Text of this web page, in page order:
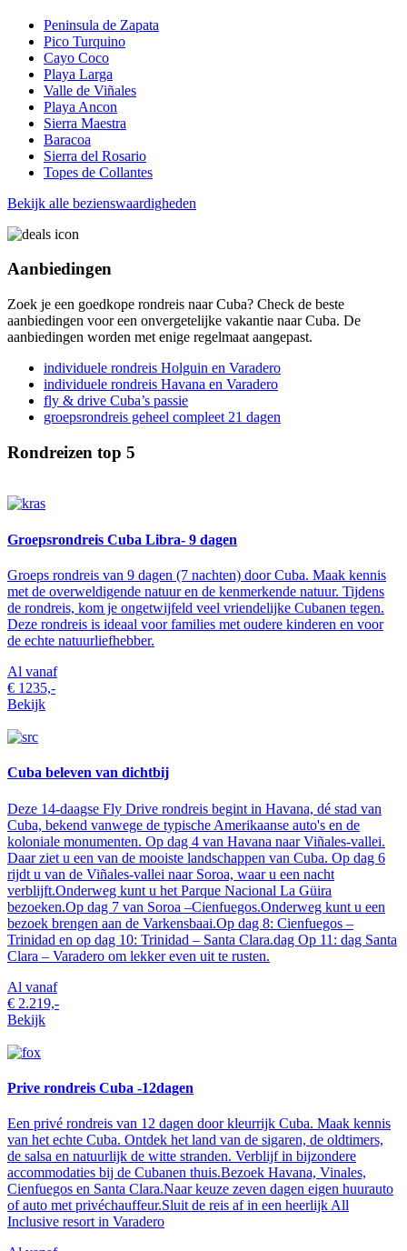
Peninsula de Zapata
Pico Turquino
Cayo Coco
Playa Larga
Valle de Viñales
Playa Ancon
Sierra Maestra
Baracoa
Sierra del Rosario
Topes de Collantes
Bekijk alle bezienswaardigheden
Aanbiedingen
Zoek je een goedkope rondreis naar Cuba? Check de beste
aanbiedingen voor een onvergetelijke vakantie naar Cuba. De
aanbiedingen worden met enige regelmaat aangepast.
individuele rondreis Holguin en Varadero
individuele rondreis Havana en Varadero
fly & drive Cuba’s passie
groepsrondreis geheel compleet 21 dagen
Rondreizen top 5
Groepsrondreis Cuba Libra- 9 dagen
Groeps rondreis van 9 dagen (7 nachten) door Cuba. Maak kennis
met de overweldigende natuur en de kenmerkende natuur. Tijdens
de rondreis, kom je ongetwijfeld veel vriendelijke Cubanen tegen.
Deze rondreis is ideaal voor families met oudere kinderen en voor
de echte natuurliefhebber.
Al vanaf
€ 1235,-
Bekijk
Cuba beleven van dichtbij
Deze 14-daagse Fly Drive rondreis begint in Havana, dé stad van
Cuba, bekend vanwege de typische Amerikaanse auto's en de
koloniale monumenten. Op dag 4 van Havana naar Viñales-vallei.
Daar ziet u een van de mooiste landschappen van Cuba. Op dag 6
rijdt u van de Viñales-vallei naar Soroa, waar u een nacht
verblijft.Onderweg kunt u het Parque Nacional La Güira
bezoeken.Op dag 7 van Soroa –Cienfuegos.Onderweg kunt u een
bezoek brengen aan de Varkensbaai.Op dag 8: Cienfuegos –
Trinidad en op dag 10: Trinidad – Santa Clara.dag Op 11: dag Santa
Clara – Varadero om lekker even uit te rusten.
Al vanaf
€ 2.219,-
Bekijk
Prive rondreis Cuba -12dagen
Een privé rondreis van 12 dagen door kleurrijk Cuba. Maak kennis
van het echte Cuba. Ontdek het land van de sigaren, de oldtimers,
de salsa en natuurlijk de witte stranden. Verblijf in bijzondere
accommodaties bij de Cubanen thuis.Bezoek Havana, Vinales,
Cienfuegos en Santa Clara.Naar keuze zeven dagen eigen huurauto
of auto met privéchauffeur.Sluit de reis af in een heerlijk All
Inclusive resort in Varadero